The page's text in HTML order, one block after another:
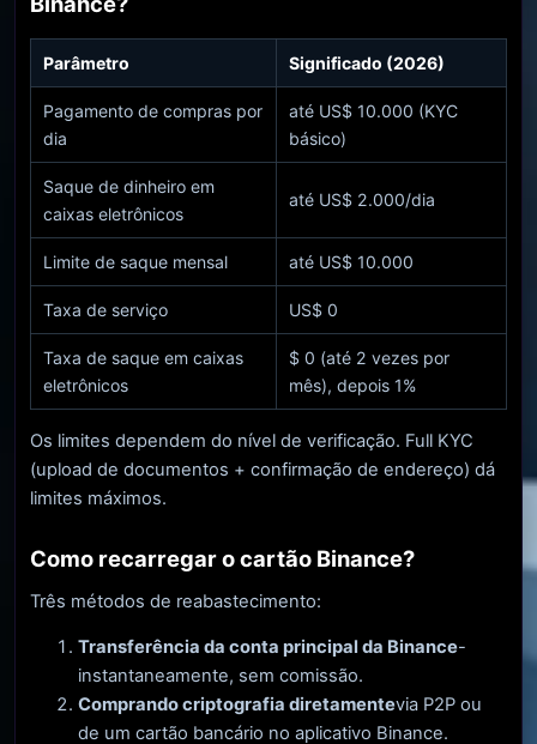
Parâmetro Significado (2026)
Pagamento de compras por
dia
até US$ 10.000 (KYC
básico)
Saque de dinheiro em
caixas eletrônicos
até US$ 2.000/dia
Limite de saque mensal até US$ 10.000
Taxa de serviço US$ 0
Taxa de saque em caixas
eletrônicos
$ 0 (até 2 vezes por
mês), depois 1%
Os limites dependem do nível de verificação. Full KYC
(upload de documentos + confirmação de endereço) dá
limites máximos.
Como recarregar o cartão Binance?
Três métodos de reabastecimento:
Transferência da conta principal da Binance-
instantaneamente, sem comissão.
Comprando criptografia diretamentevia P2P ou
de um cartão bancário no aplicativo Binance.